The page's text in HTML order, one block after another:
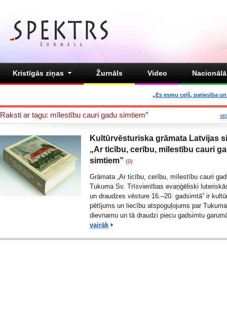
Kristīgās ziņas Žurnāls Video
„Es esmu ceļš, patiesība
Raksti ar tagu: mīlestību cauri gadu simtiem”
Kultūrvēsturiska grāmata Latvijas
„Ar ticību, cerību, mīlestību cauri
simtiem” (0)
Grāmata „Ar ticību, cerību, mīlestību cauri
Tukuma Sv. Trīsvienības evaņģēliski
un draudzes vēsture 16.–20. gadsimtā” ir
pētījums un liecību atspoguļojums par
dievnamu un tā draudzi piecu gadsimtu
vairāk